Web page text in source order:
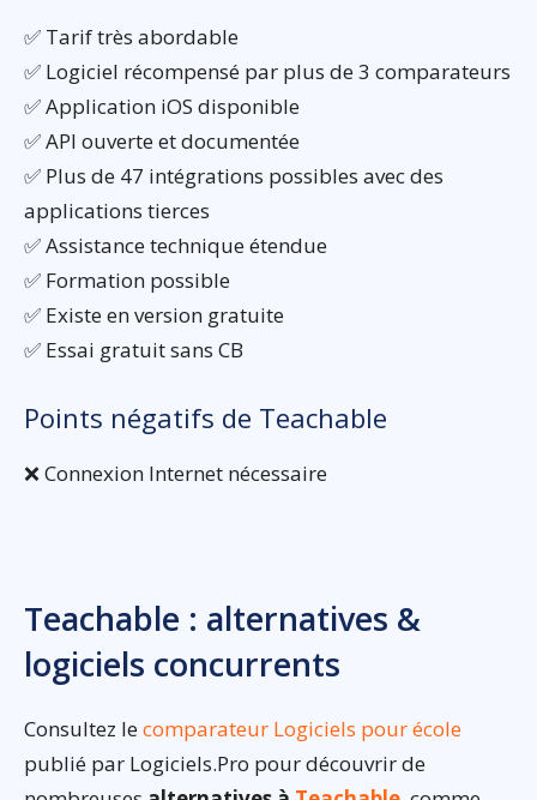
✅ Tarif très abordable
✅ Logiciel récompensé par plus de 3 comparateurs
✅ Application iOS disponible
✅ API ouverte et documentée
✅ Plus de 47 intégrations possibles avec des
applications tierces
✅ Assistance technique étendue
✅ Formation possible
✅ Existe en version gratuite
✅ Essai gratuit sans CB
Points négatifs de Teachable
❌ Connexion Internet nécessaire
Teachable : alternatives &
logiciels concurrents
Consultez lecomparateur Logiciels pour école
publié par Logiciels.Pro pour découvrir de